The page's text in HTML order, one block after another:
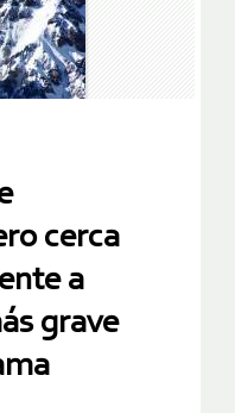
cerca
a
grave